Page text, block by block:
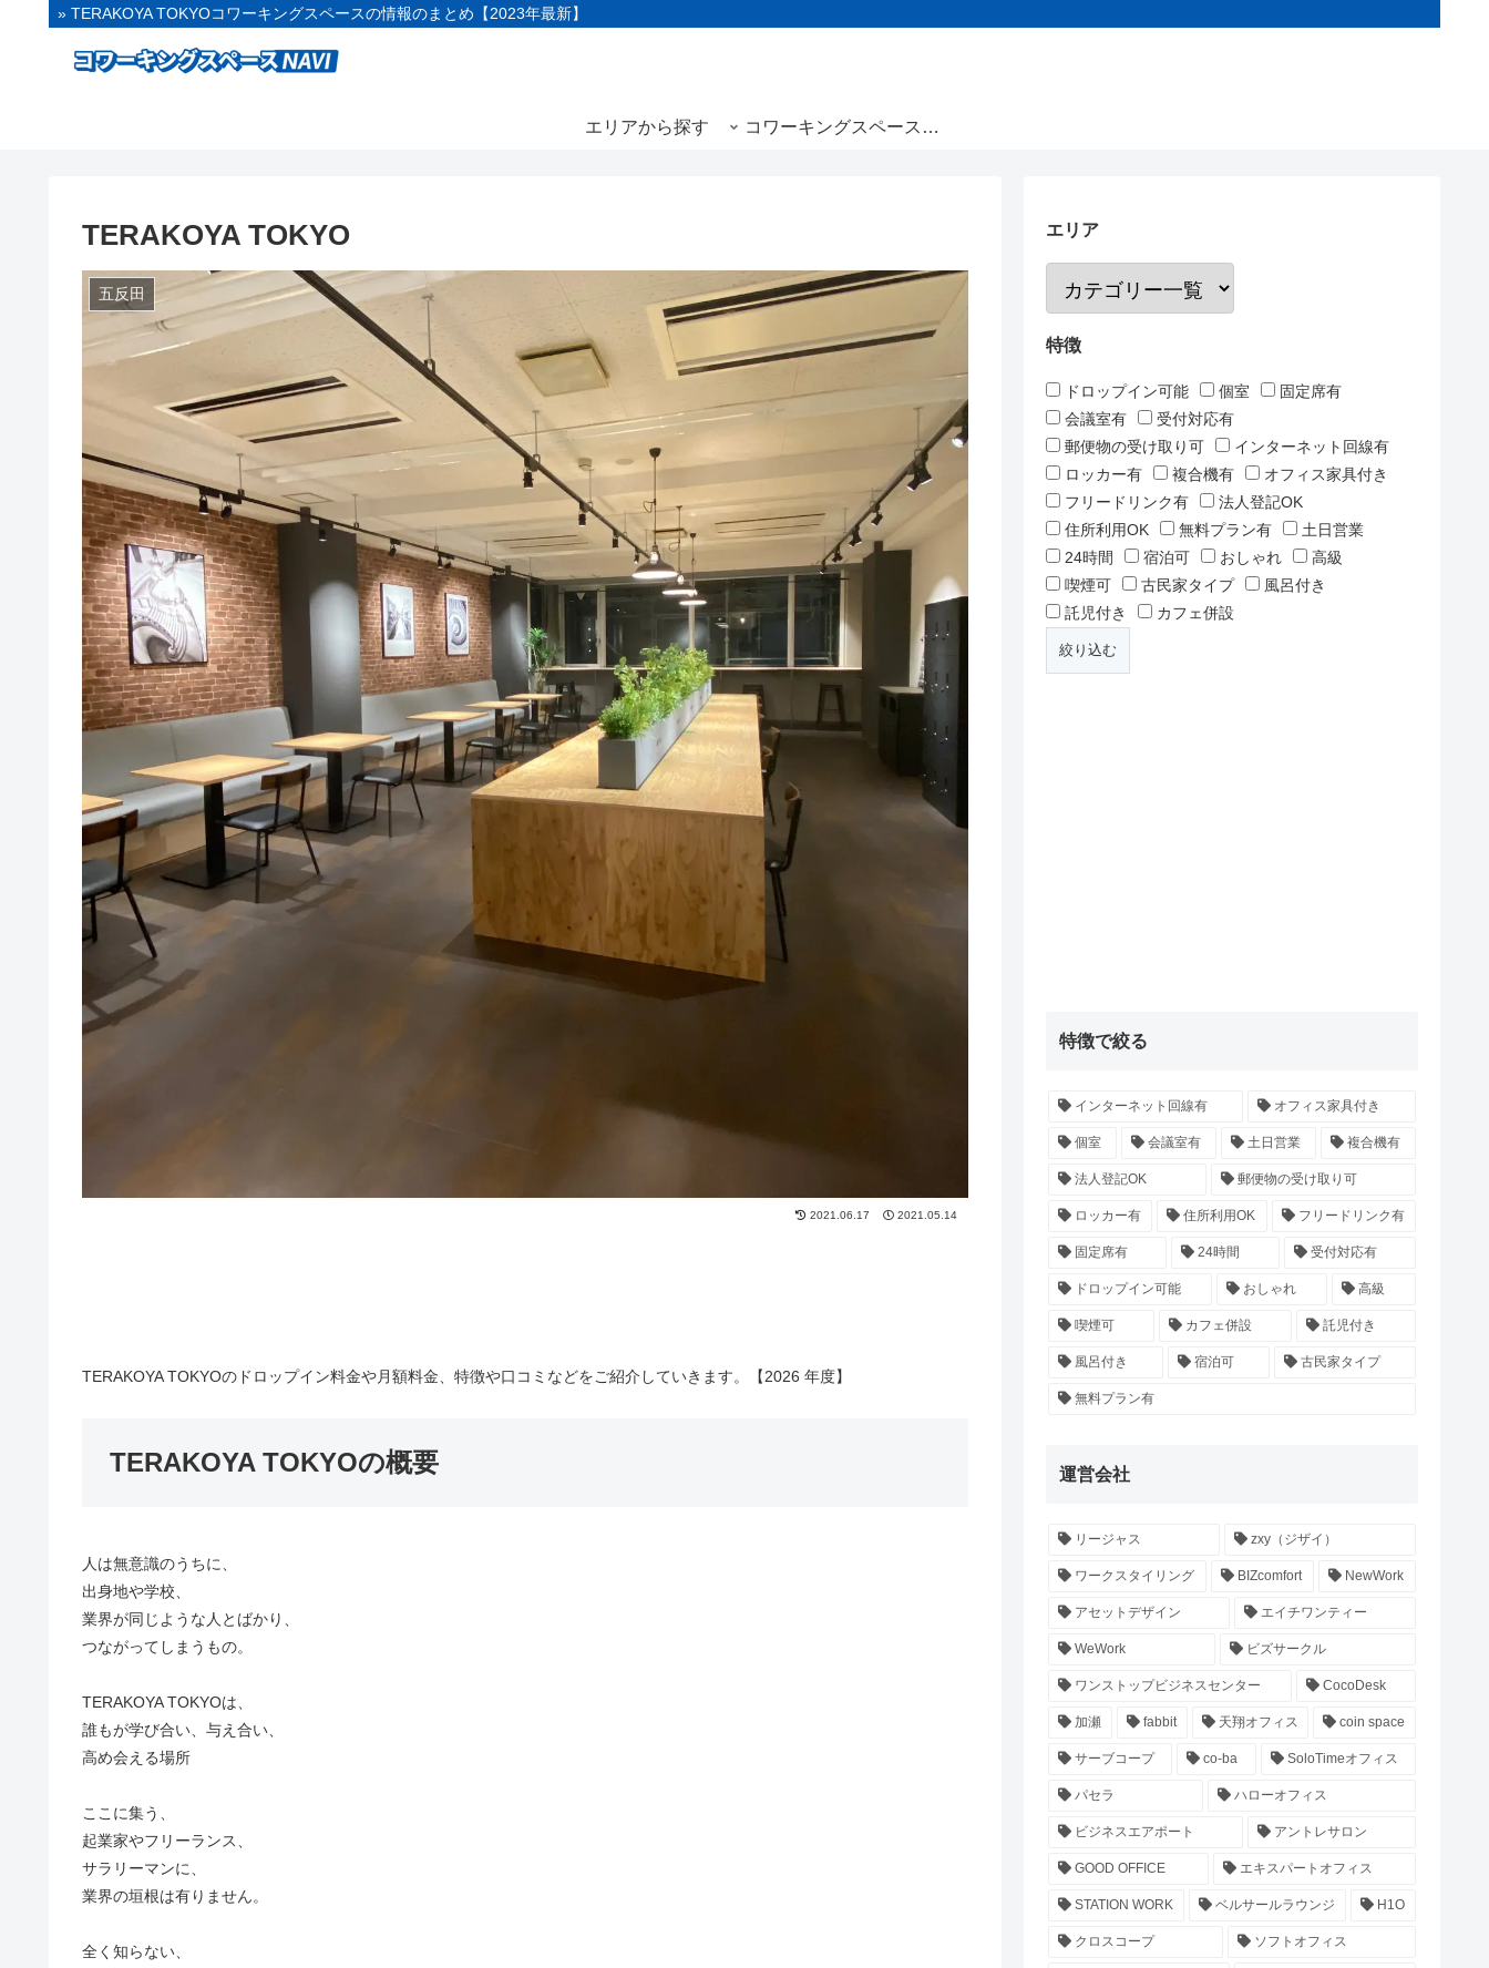
» TERAKOYA TOKYOコワーキングスペースの情報のまとめ【2023年最新】
エリアから探す コワーキングスペースと
TERAKOYA TOKYO
五反田
2021.06.17 2021.05.14
TERAKOYA TOKYOのドロップイン料金や月額料金、特徴や口コミなどをご紹介していきます。【2026 年度】
TERAKOYA TOKYOの概要
人は無意識のうちに、
出身地や学校、
業界が同じような人とばかり、
つながってしまうもの。
TERAKOYA TOKYOは、
誰もが学び合い、与え合い、
高め会える場所
ここに集う、
起業家やフリーランス、
サラリーマンに、
業界の垣根は有りません。
全く知らない、
エリア
特徴
ドロップイン可能 個室
固定席有
会議室有
受付対応有
郵便物の受け取り可
インターネット回線有
ロッカー有
複合機有
オフィス家具付き
フリードリンク有
法人登記OK
住所利用OK
無料プラン有
土日営業
24時間
宿泊可 おしゃれ
高級
喫煙可
古民家タイプ
風呂付き
託児付き
カフェ併設
特徴で絞る
インターネット回線有 オフィス家具付き
個室 会議室有 土日営業 複合機有
法人登記OK 郵便物の受け取り可
ロッカー有 住所利用OK フリードリンク有
固定席有 24時間 受付対応有
ドロップイン可能 おしゃれ 高級
喫煙可 カフェ併設 託児付き
風呂付き 宿泊可 古民家タイプ
無料プラン有
運営会社
リージャス zxy（ジザイ）
ワークスタイリング BIZcomfort NewWork
アセットデザイン エイチワンティー
WeWork ビズサークル
ワンストップビジネスセンター CocoDesk
加瀬 fabbit 天翔オフィス coin space
サーブコープ co-ba SoloTimeオフィス
パセラ ハローオフィス
ビジネスエアポート アントレサロン
GOOD OFFICE エキスパートオフィス
STATION WORK ベルサールラウンジ H1O
クロスコープ ソフトオフィス